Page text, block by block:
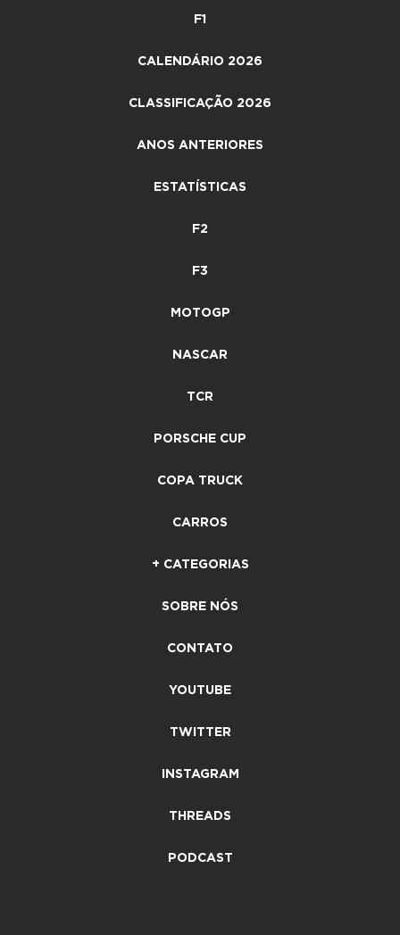
F1
CALENDÁRIO 2026
CLASSIFICAÇÃO 2026
ANOS ANTERIORES
ESTATÍSTICAS
F2
F3
MOTOGP
NASCAR
TCR
PORSCHE CUP
COPA TRUCK
CARROS
+ CATEGORIAS
SOBRE NÓS
CONTATO
YOUTUBE
TWITTER
INSTAGRAM
THREADS
PODCAST